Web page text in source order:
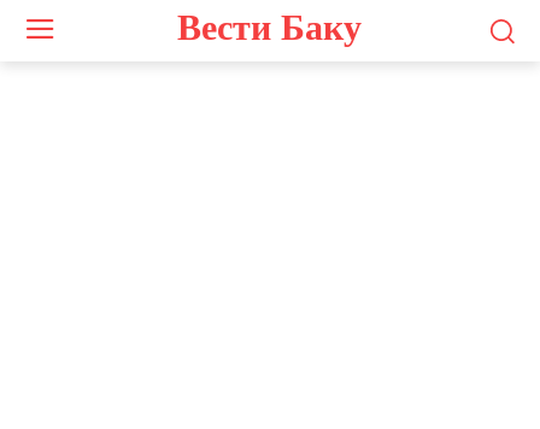
Вести Баку